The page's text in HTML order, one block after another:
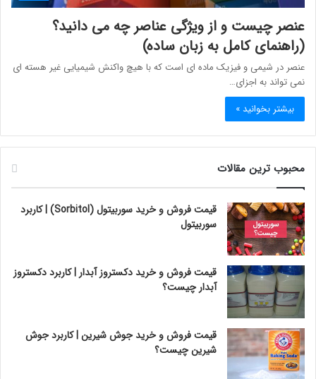
عنصر چیست و از ویژگی عناصر چه می دانید؟
(راهنمای کامل به زبان ساده)
عنصر در شیمی و فیزیک ماده ای است که با هیچ واکنش شیمیایی غیر هسته ای
نمی تواند به اجزای…
بیشتر بخوانید »
محبوب ترین مقالات
قیمت فروش و خرید سوربیتول (Sorbitol) | کاربرد
سوربیتول
قیمت فروش و خرید دکستروز آبدار | کاربرد دکستروز
آبدار چیست؟
قیمت فروش و خرید جوش شیرین | کاربرد جوش
شیرین چیست؟